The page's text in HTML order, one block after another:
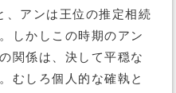
、アンは王位の推定相続
しかしこの時期のアン
関係は、決して平穏な
むしろ個人的な確執と